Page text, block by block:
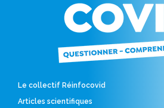
Le collectif Réinfocovid
Articles scientifiques